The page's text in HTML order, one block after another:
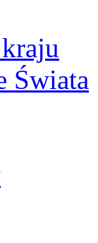
Świata